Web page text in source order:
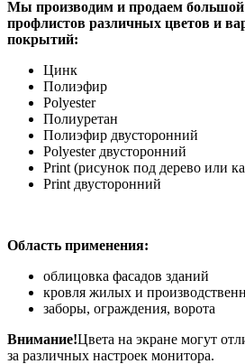
Мы производим и продаем большой
профлистов различных цветов и
покрытий:
Цинк
Полиэфир
Polyester
Полиуретан
Полиэфир двусторонний
Polyester двусторонний
Print (рисунок под дерево или
Print двусторонний
Область применения:
облицовка фасадов зданий
кровля жилых и
заборы, ограждения, ворота
Внимание!Цвета на экране могут
за различных настроек монитора.